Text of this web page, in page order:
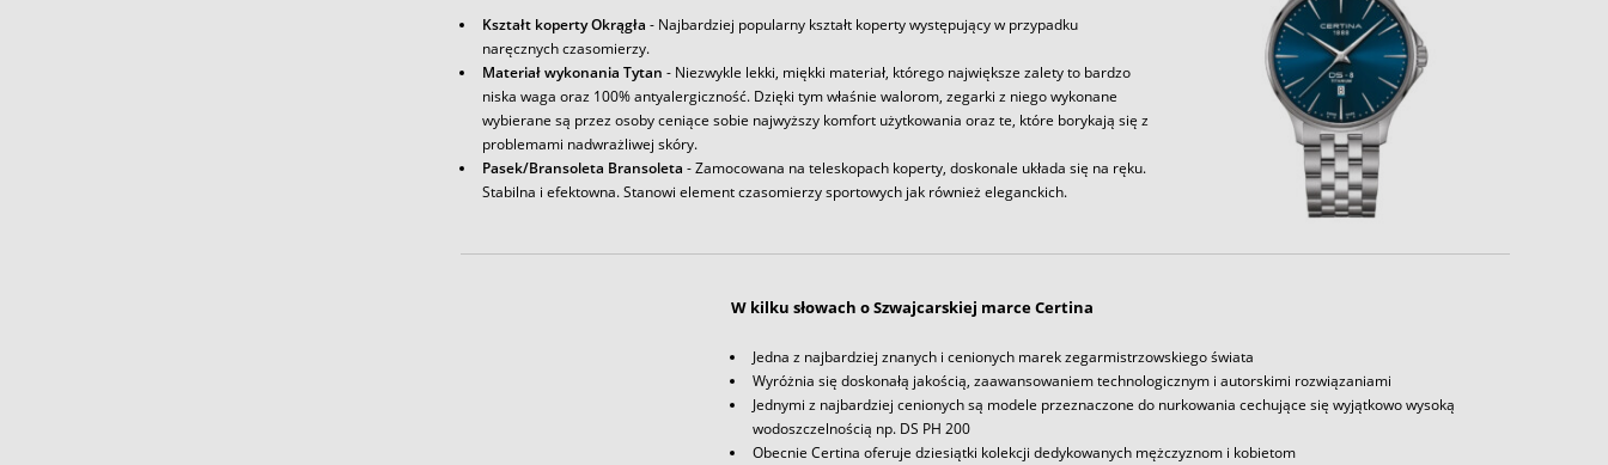
Kształt koperty Okrągła - Najbardziej popularny kształt koperty występujący w przypadku
naręcznych czasomierzy.
Materiał wykonania Tytan - Niezwykle lekki, miękki materiał, którego największe zalety to bardzo
niska waga oraz 100% antyalergiczność. Dzięki tym właśnie walorom, zegarki z niego wykonane
wybierane są przez osoby ceniące sobie najwyższy komfort użytkowania oraz te, które borykają się z
problemami nadwrażliwej skóry.
Pasek/Bransoleta Bransoleta - Zamocowana na teleskopach koperty, doskonale układa się na ręku.
Stabilna i efektowna. Stanowi element czasomierzy sportowych jak również eleganckich.
W kilku słowach o Szwajcarskiej marce Certina
Jedna z najbardziej znanych i cenionych marek zegarmistrzowskiego świata
Wyróżnia się doskonałą jakością, zaawansowaniem technologicznym i autorskimi rozwiązaniami
Jednymi z najbardziej cenionych są modele przeznaczone do nurkowania cechujące się wyjątkowo wysoką
wodoszczelnością np. DS PH 200
Obecnie Certina oferuje dziesiątki kolekcji dedykowanych mężczyznom i kobietom